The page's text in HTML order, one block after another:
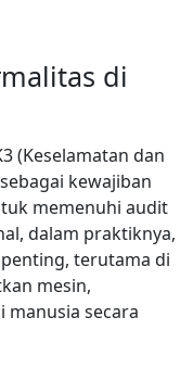
di
(Keselamatan dan
kewajiban
memenuhi audit
dalam praktiknya,
terutama di
mesin,
secara